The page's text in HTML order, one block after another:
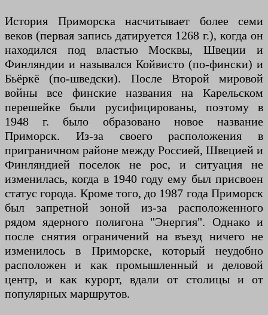
История Приморска насчитывает более семи
веков (первая запись датируется 1268 г.), когда он
находился под властью Москвы, Швеции и
Финляндии и назывался Койвисто (по-фински) и
Бьёркё (по-шведски). После Второй мировой
войны все финские названия на Карельском
перешейке были русифицированы, поэтому в
1948 г. было образовано новое название
Приморск. Из-за своего расположения в
приграничном районе между Россией, Швецией и
Финляндией поселок не рос, и ситуация не
изменилась, когда в 1940 году ему был присвоен
статус города. Кроме того, до 1987 года Приморск
был запретной зоной из-за расположенного
рядом ядерного полигона "Энергия". Однако и
после снятия ограничений на въезд ничего не
изменилось в Приморске, который неудобно
расположен и как промышленный и деловой
центр, и как курорт, вдали от столицы и от
популярных маршрутов.